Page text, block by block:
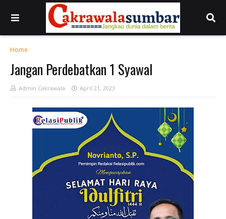
Home
Jangan Perdebatkan 1 Syawal
Admin Cakrawala April 21, 2023